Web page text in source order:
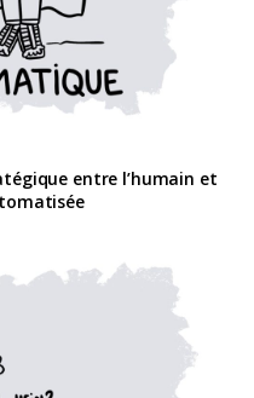
entre l’humain et